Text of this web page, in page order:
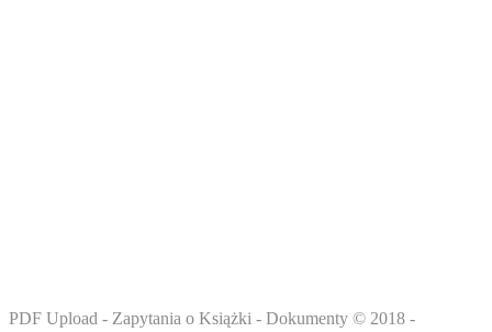
PDF Upload - Zapytania o Książki - Dokumenty © 2018 -